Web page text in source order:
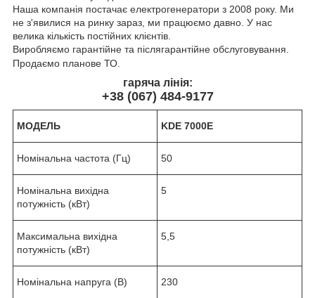
Наша компанія постачає електрогенератори з 2008 року. Ми
не з'явилися на ринку зараз, ми працюємо давно. У нас
велика кількість постійних клієнтів.
Виробляємо гарантійне та післягарантійне обслуговування.
Продаємо планове ТО.
гаряча лінія:
+38 (067) 484-9177
МОДЕЛЬ KDE 7000E
Номінальна частота (Гц) 50
Номінальна вихідна
потужність (кВт)
5
Максимальна вихідна
потужність (кВт)
5,5
Номінальна напруга (В) 230